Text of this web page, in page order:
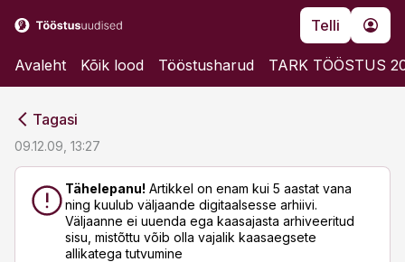
Telli
Avaleht Kõik lood Tööstusharud TARK TÖÖSTUS
Tagasi
09.12.09, 13:27
Tähelepanu! Artikkel on enam kui 5 aastat vana
ning kuulub väljaande digitaalsesse arhiivi.
Väljaanne ei uuenda ega kaasajasta arhiveeritud
sisu, mistõttu võib olla vajalik kaasaegsete
allikatega tutvumine